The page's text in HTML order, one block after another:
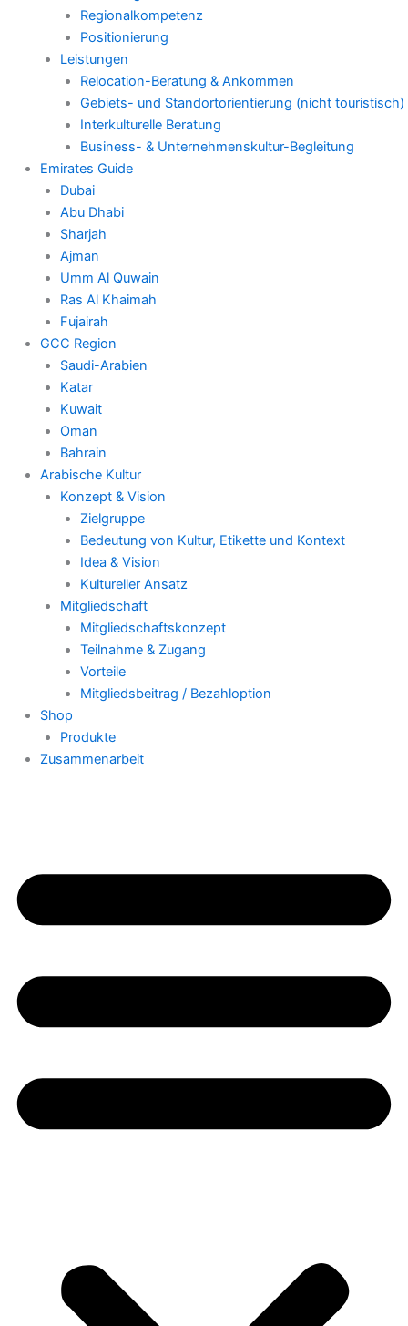
Regionalkompetenz
Positionierung
Leistungen
Relocation-Beratung & Ankommen
Gebiets- und Standortorientierung (nicht touristisch)
Interkulturelle Beratung
Business- & Unternehmenskultur-Begleitung
Emirates Guide
Dubai
Abu Dhabi
Sharjah
Ajman
Umm Al Quwain
Ras Al Khaimah
Fujairah
GCC Region
Saudi-Arabien
Katar
Kuwait
Oman
Bahrain
Arabische Kultur
Konzept & Vision
Zielgruppe
Bedeutung von Kultur, Etikette und Kontext
Idea & Vision
Kultureller Ansatz
Mitgliedschaft
Mitgliedschaftskonzept
Teilnahme & Zugang
Vorteile
Mitgliedsbeitrag / Bezahloption
Shop
Produkte
Zusammenarbeit